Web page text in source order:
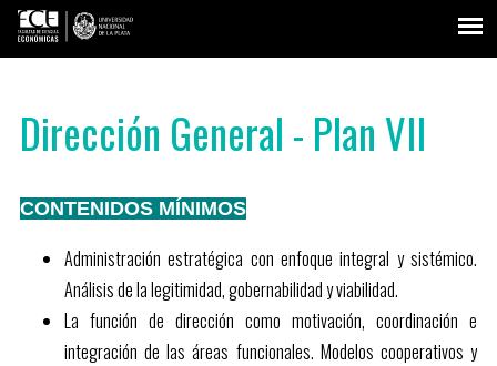
Dirección General - Plan VII
CONTENIDOS MÍNIMOS
Administración estratégica con enfoque integral y sistémico.
Análisis de la legitimidad, gobernabilidad y viabilidad.
La función de dirección como motivación, coordinación e
integración de las áreas funcionales. Modelos cooperativos y